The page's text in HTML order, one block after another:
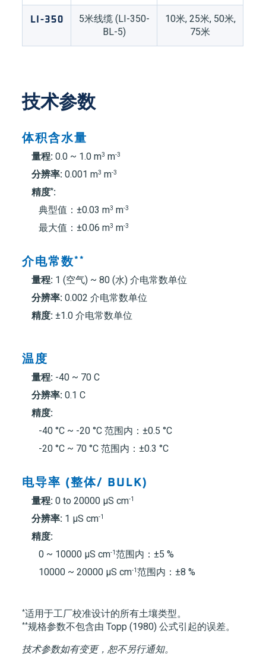
LI-350 5米线缆 ( LI-350-
BL-5)
10米, 25米, 50米,
75米
技术参数
体积含水量
量程: 0.0 ~ 1.0 m3 m-3
分辨率: 0.001 m3 m-3
精度*:
典型值：±0.03 m3 m-3
最大值：±0.06 m3 m-3
介电常数**
量程: 1 (空气) ~ 80 (水) 介电常数单位
分辨率: 0.002 介电常数单位
精度: ±1.0 介电常数单位
温度
量程: -40 ~ 70 C
分辨率: 0.1 C
精度:
-40 °C ~ -20 °C 范围内：±0.5 °C
-20 °C ~ 70 °C 范围内：±0.3 °C
电导率 (整体/ BULK)
量程: 0 to 20000 µS cm-1
分辨率: 1 µS cm-1
精度:
0 ~ 10000 µS cm-1范围内：±5 %
10000 ~ 20000 µS cm-1范围内：±8 %
*适用于工厂校准设计的所有土壤类型。
**规格参数不包含由 Topp (1980) 公式引起的误差。
技术参数如有变更，恕不另行通知。